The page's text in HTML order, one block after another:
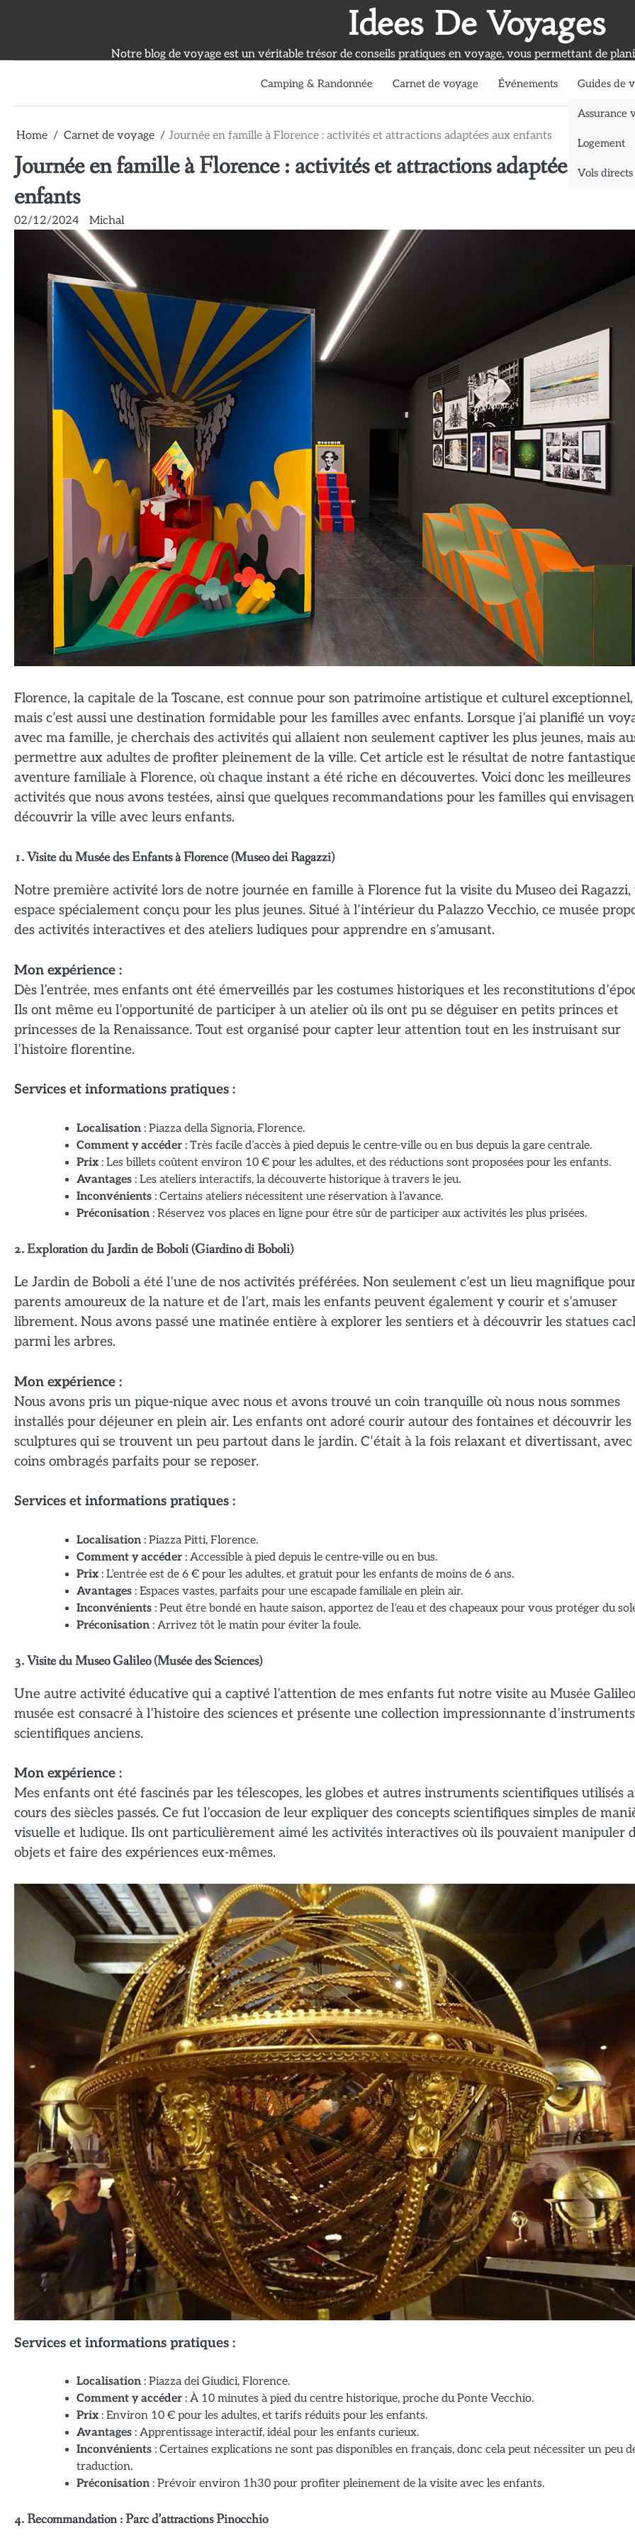
Idees De Voyages
Notre blog de voyage est un véritable trésor de conseils pratiques en voyage, vous permettant de
Camping & Randonnée Carnet de voyage Événements Guides de
Assurance
Logement
Vols directs
Home Carnet de voyage Journée en famille à Florence : activités et attractions adaptées aux enfants
Journée en famille à Florence : activités et attractions adaptées aux
enfants
02/12/2024 Michal
Florence, la capitale de la Toscane, est connue pour son patrimoine artistique et culturel exceptionnel,
mais c’est aussi une destination formidable pour les familles avec enfants. Lorsque j’ai planifié un
avec ma famille, je cherchais des activités qui allaient non seulement captiver les plus jeunes, mais
permettre aux adultes de profiter pleinement de la ville. Cet article est le résultat de notre
aventure familiale à Florence, où chaque instant a été riche en découvertes. Voici donc les meilleures
activités que nous avons testées, ainsi que quelques recommandations pour les familles qui
découvrir la ville avec leurs enfants.
1. Visite du Musée des Enfants à Florence (Museo dei Ragazzi)
Notre première activité lors de notre journée en famille à Florence fut la visite du Museo dei Ragazzi,
espace spécialement conçu pour les plus jeunes. Situé à l’intérieur du Palazzo Vecchio, ce musée
des activités interactives et des ateliers ludiques pour apprendre en s’amusant.
Mon expérience :
Dès l’entrée, mes enfants ont été émerveillés par les costumes historiques et les reconstitutions
Ils ont même eu l’opportunité de participer à un atelier où ils ont pu se déguiser en petits princes et
princesses de la Renaissance. Tout est organisé pour capter leur attention tout en les instruisant sur
l’histoire florentine.
Services et informations pratiques :
Localisation : Piazza della Signoria, Florence.
Comment y accéder : Très facile d’accès à pied depuis le centre-ville ou en bus depuis la gare centrale.
Prix : Les billets coûtent environ 10 € pour les adultes, et des réductions sont proposées pour les enfants.
Avantages : Les ateliers interactifs, la découverte historique à travers le jeu.
Inconvénients : Certains ateliers nécessitent une réservation à l’avance.
Préconisation : Réservez vos places en ligne pour être sûr de participer aux activités les plus prisées.
2. Exploration du Jardin de Boboli (Giardino di Boboli)
Le Jardin de Boboli a été l’une de nos activités préférées. Non seulement c’est un lieu magnifique
parents amoureux de la nature et de l’art, mais les enfants peuvent également y courir et s’amuser
librement. Nous avons passé une matinée entière à explorer les sentiers et à découvrir les statues
parmi les arbres.
Mon expérience :
Nous avons pris un pique-nique avec nous et avons trouvé un coin tranquille où nous nous sommes
installés pour déjeuner en plein air. Les enfants ont adoré courir autour des fontaines et découvrir les
sculptures qui se trouvent un peu partout dans le jardin. C’était à la fois relaxant et divertissant, avec
coins ombragés parfaits pour se reposer.
Services et informations pratiques :
Localisation : Piazza Pitti, Florence.
Comment y accéder : Accessible à pied depuis le centre-ville ou en bus.
Prix : L’entrée est de 6 € pour les adultes, et gratuit pour les enfants de moins de 6 ans.
Avantages : Espaces vastes, parfaits pour une escapade familiale en plein air.
Inconvénients : Peut être bondé en haute saison, apportez de l’eau et des chapeaux pour vous protéger du
Préconisation : Arrivez tôt le matin pour éviter la foule.
3. Visite du Museo Galileo (Musée des Sciences)
Une autre activité éducative qui a captivé l’attention de mes enfants fut notre visite au Musée
musée est consacré à l’histoire des sciences et présente une collection impressionnante d’instruments
scientifiques anciens.
Mon expérience :
Mes enfants ont été fascinés par les télescopes, les globes et autres instruments scientifiques utilisés
cours des siècles passés. Ce fut l’occasion de leur expliquer des concepts scientifiques simples de
visuelle et ludique. Ils ont particulièrement aimé les activités interactives où ils pouvaient manipuler
objets et faire des expériences eux-mêmes.
Services et informations pratiques :
Localisation : Piazza dei Giudici, Florence.
Comment y accéder : À 10 minutes à pied du centre historique, proche du Ponte Vecchio.
Prix : Environ 10 € pour les adultes, et tarifs réduits pour les enfants.
Avantages : Apprentissage interactif, idéal pour les enfants curieux.
Inconvénients : Certaines explications ne sont pas disponibles en français, donc cela peut nécessiter un peu
traduction.
Préconisation : Prévoir environ 1h30 pour profiter pleinement de la visite avec les enfants.
4. Recommandation : Parc d’attractions Pinocchio